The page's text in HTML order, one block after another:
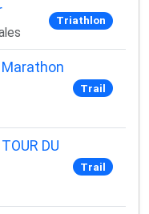
Triathlon
Trail
DU
Trail